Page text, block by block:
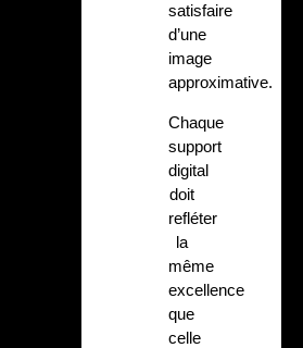
satisfaire
d’une
image
approximative.
Chaque
support
digital
doit
refléter
la
même
excellence
que
celle